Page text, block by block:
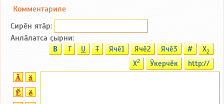
Комментариле
Сирӗн ятӑp:
Анлӑлатса ҫырни:
B T U T Ячӗ1 Ячӗ2 Ячӗ3 # X2
X2 Ӳкерчӗк http://